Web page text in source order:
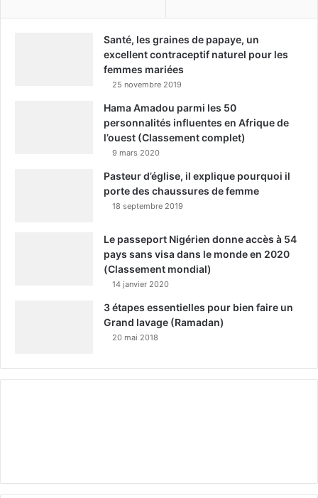
Santé, les graines de papaye, un
excellent contraceptif naturel pour les
femmes mariées
25 novembre 2019
Hama Amadou parmi les 50
personnalités influentes en Afrique de
l’ouest (Classement complet)
9 mars 2020
Pasteur d’église, il explique pourquoi il
porte des chaussures de femme
18 septembre 2019
Le passeport Nigérien donne accès à 54
pays sans visa dans le monde en 2020
(Classement mondial)
14 janvier 2020
3 étapes essentielles pour bien faire un
Grand lavage (Ramadan)
20 mai 2018